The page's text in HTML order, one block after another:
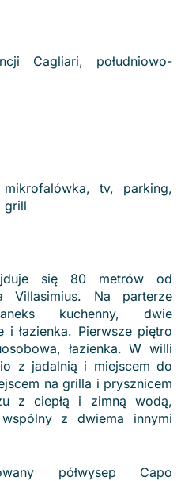
Cagliari, południowo-
tv, parking,
grill
się 80 metrów od
Villasimius. Na parterze
kuchenny, dwie
i łazienka. Pierwsze piętro
łazienka. W willi
z jadalnią i miejscem do
na grilla i prysznicem
z ciepłą i zimną wodą,
z dwiema innymi
półwysep Capo